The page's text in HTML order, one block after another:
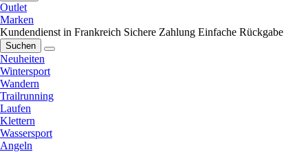
Outlet
Marken
Kundendienst in Frankreich Sichere Zahlung Einfache Rückgabe
Suchen
Neuheiten
Wintersport
Wandern
Trailrunning
Laufen
Klettern
Wassersport
Angeln